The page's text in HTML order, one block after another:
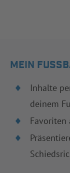
MEIN
Inhalte
deinem
Favoriten